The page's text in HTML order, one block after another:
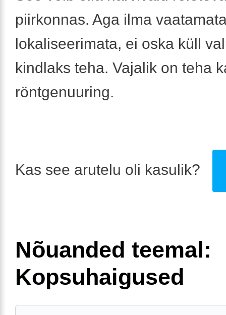
piirkonnas. Aga ilma
lokaliseerimata, ei oska küll
kindlaks teha. Vajalik on teha
röntgenuuring.
Kas see arutelu oli kasulik?
Nõuanded teemal:
Kopsuhaigused